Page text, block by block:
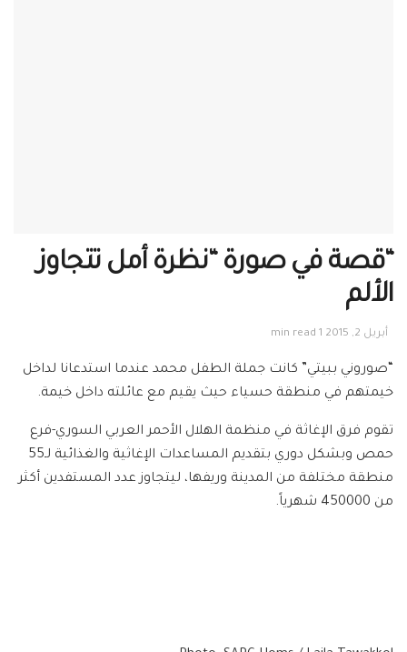
“قصة في صورة “نظرة أمل تتجاوز
الألم
أبريل 2, 2015 1 min read
“صوروني ببيتي” كانت جملة الطفل محمد عندما استدعانا لداخل
خيمتهم في منطقة حسياء حيث يقيم مع عائلته داخل خيمة.
تقوم فرق الإغاثة في منظمة الهلال الأحمر العربي السوري-فرع
حمص وبشكل دوري بتقديم المساعدات الإغاثية والغذائية لـ55
منطقة مختلفة من المدينة وريفها، ليتجاوز عدد المستفدين أكثر
من 450000 شهرياً.